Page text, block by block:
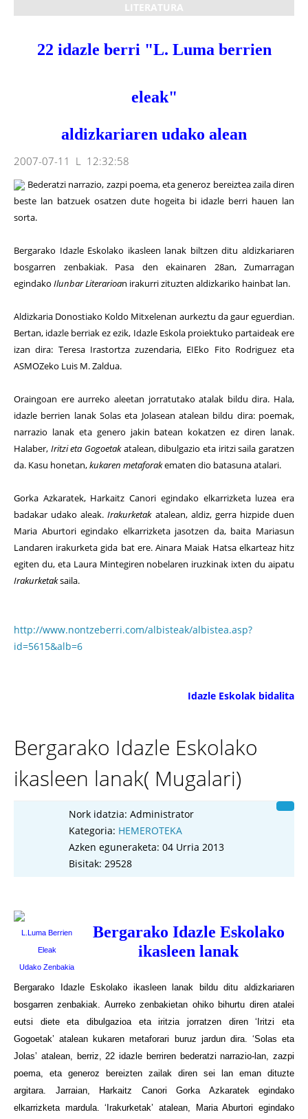
LITERATURA
22 idazle berri "L. Luma berrien
eleak"
aldizkariaren udako alean
2007-07-11 L 12:32:58
Bederatzi narrazio, zazpi poema, eta generoz bereiztea zaila diren
beste lan batzuek osatzen dute hogeita bi idazle berri hauen lan
sorta.
Bergarako Idazle Eskolako ikasleen lanak biltzen ditu aldizkariaren
bosgarren zenbakiak. Pasa den ekainaren 28an, Zumarragan
egindako Ilunbar Literarioan irakurri zituzten aldizkariko hainbat lan.
Aldizkaria Donostiako Koldo Mitxelenan aurkeztu da gaur eguerdian.
Bertan, idazle berriak ez ezik, Idazle Eskola proiektuko partaideak ere
izan dira: Teresa Irastortza zuzendaria, EIEko Fito Rodriguez eta
ASMOZeko Luis M. Zaldua.
Oraingoan ere aurreko aleetan jorratutako atalak bildu dira. Hala,
idazle berrien lanak Solas eta Jolasean atalean bildu dira: poemak,
narrazio lanak eta genero jakin batean kokatzen ez diren lanak.
Halaber, Iritzi eta Gogoetakatalean, dibulgazio eta iritzi saila garatzen
da. Kasu honetan,kukaren metaforakematen dio batasuna atalari.
Gorka Azkaratek, Harkaitz Canori egindako elkarrizketa luzea era
badakar udako aleak.Irakurketakatalean, aldiz, gerra hizpide duen
Maria Aburtori egindako elkarrizketa jasotzen da, baita Mariasun
Landaren irakurketa gida bat ere. Ainara Maiak Hatsa elkarteaz hitz
egiten du, eta Laura Mintegiren nobelaren iruzkinak ixten du aipatu
Irakurketaksaila.
http://www.nontzeberri.com/albisteak/albistea.asp?
id=5615&alb=6
Idazle Eskolak bidalita
Bergarako Idazle Eskolako
ikasleen lanak( Mugalari)
Nork idatzia: Administrator
Kategoria: HEMEROTEKA
Azken eguneraketa: 04 Urria 2013
Bisitak: 29528
L.Luma Berrien
Eleak
Udako Zenbakia
Bergarako Idazle Eskolako
ikasleen lanak
Bergarako Idazle Eskolako ikasleen lanak bildu ditu aldizkariaren
bosgarren zenbakiak. Aurreko zenbakietan ohiko bihurtu diren atalei
eutsi diete eta dibulgazioa eta iritzia jorratzen diren ‘Iritzi eta
Gogoetak’ atalean kukaren metaforari buruz jardun dira. ‘Solas eta
Jolas’ atalean, berriz, 22 idazle berriren bederatzi narrazio-lan, zazpi
poema, eta generoz bereizten zailak diren sei lan eman dituzte
argitara. Jarraian, Harkaitz Canori Gorka Azkaratek egindako
elkarrizketa mardula. ‘Irakurketak’ atalean, Maria Aburtori egindako